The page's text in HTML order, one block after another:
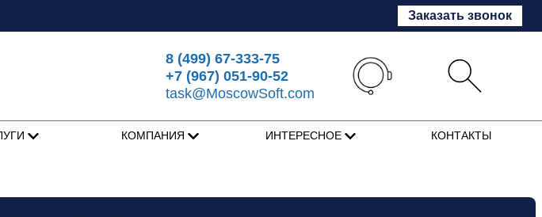
Заказать звонок
8 (499) 67-333-75
+7 (967) 051-90-52
task@MoscowSoft.com
КОМПАНИЯ ИНТЕРЕСНОЕ КОНТАКТЫ